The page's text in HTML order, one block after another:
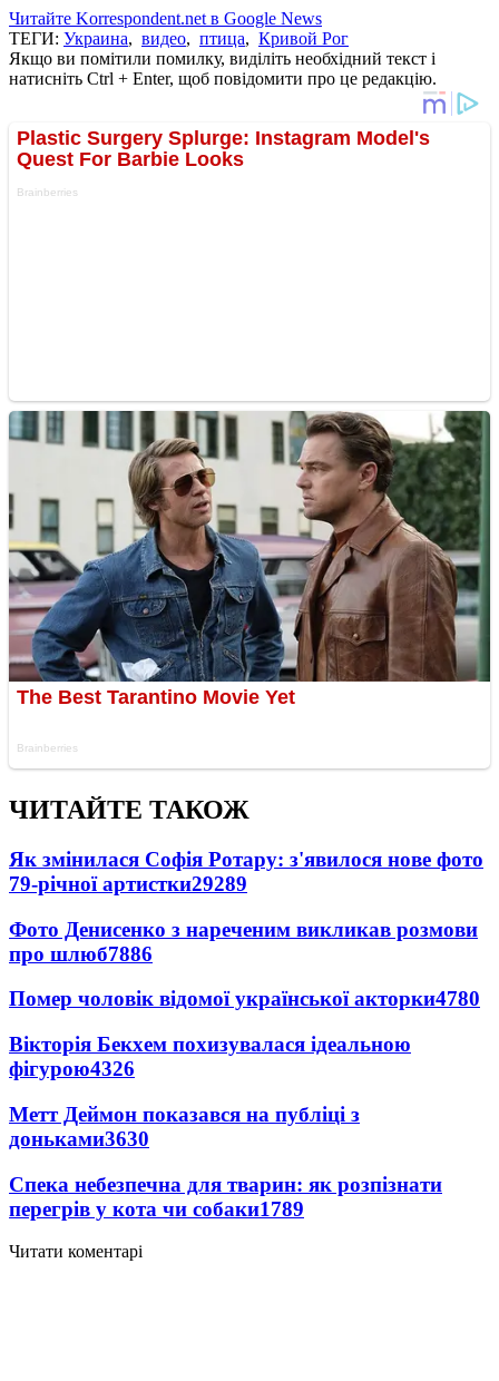
Читайте Korrespondent.net в Google News
ТЕГИ: Украина, видео, птица, Кривой Рог
Якщо ви помітили помилку, виділіть необхідний текст і
натисніть Ctrl + Enter, щоб повідомити про це редакцію.
ЧИТАЙТЕ ТАКОЖ
Як змінилася Софія Ротару: з'явилося нове фото
79-річної артистки29289
Фото Денисенко з нареченим викликав розмови
про шлюб7886
Помер чоловік відомої української акторки4780
Вікторія Бекхем похизувалася ідеальною
фігурою4326
Метт Деймон показався на публіці з
доньками3630
Спека небезпечна для тварин: як розпізнати
перегрів у кота чи собаки1789
Читати коментарі